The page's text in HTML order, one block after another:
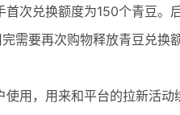
次兑换额度为150个青豆。
需要再次购物释放青豆兑换
用，用来和平台的拉新活动